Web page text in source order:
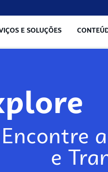
E SOLUÇÕES
Encontre
e